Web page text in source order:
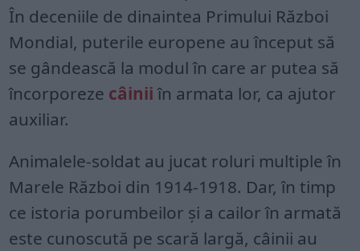
În deceniile de dinaintea Primului Război
Mondial, puterile europene au început să
se gândească la modul în care ar putea să
încorporeze câiniiîn armata lor, ca ajutor
auxiliar.
Animalele-soldat au jucat roluri multiple în
Marele Război din 1914-1918. Dar, în timp
ce istoria porumbeilor și a cailor în armată
este cunoscută pe scară largă, câinii au